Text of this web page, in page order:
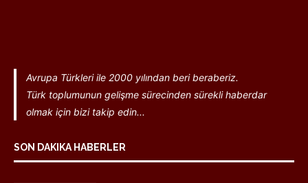
Avrupa Türkleri ile 2000 yılından beri beraberiz.
Türk toplumunun gelişme sürecinden sürekli haberdar
olmak için bizi takip edin...
SON DAKIKA HABERLER